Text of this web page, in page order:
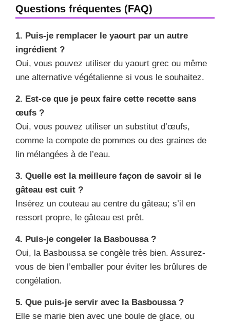
Questions fréquentes (FAQ)
1. Puis-je remplacer le yaourt par un autre
ingrédient ?
Oui, vous pouvez utiliser du yaourt grec ou même
une alternative végétalienne si vous le souhaitez.
2. Est-ce que je peux faire cette recette sans
œufs ?
Oui, vous pouvez utiliser un substitut d’œufs,
comme la compote de pommes ou des graines de
lin mélangées à de l’eau.
3. Quelle est la meilleure façon de savoir si le
gâteau est cuit ?
Insérez un couteau au centre du gâteau; s’il en
ressort propre, le gâteau est prêt.
4. Puis-je congeler la Basboussa ?
Oui, la Basboussa se congèle très bien. Assurez-
vous de bien l’emballer pour éviter les brûlures de
congélation.
5. Que puis-je servir avec la Basboussa ?
Elle se marie bien avec une boule de glace, ou